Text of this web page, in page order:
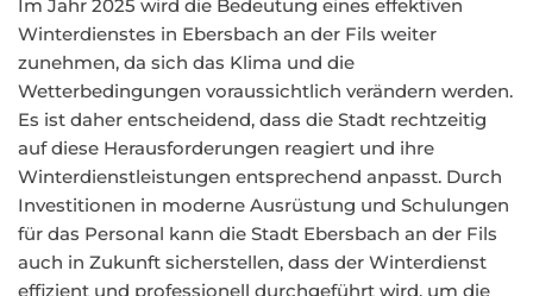
Im Jahr 2025 wird die Bedeutung eines effektiven
Winterdienstes in Ebersbach an der Fils weiter
zunehmen, da sich das Klima und die
Wetterbedingungen voraussichtlich verändern werden.
Es ist daher entscheidend, dass die Stadt rechtzeitig
auf diese Herausforderungen reagiert und ihre
Winterdienstleistungen entsprechend anpasst. Durch
Investitionen in moderne Ausrüstung und Schulungen
für das Personal kann die Stadt Ebersbach an der Fils
auch in Zukunft sicherstellen, dass der Winterdienst
effizient und professionell durchgeführt wird, um die